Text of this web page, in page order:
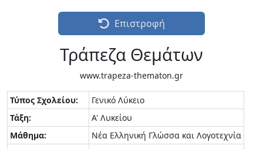
Επιστροφή
Τράπεζα Θεμάτων
www.trapeza-thematon.gr
Τύπος Σχολείου:
Γενικό Λύκειο
Τάξη:
Α' Λυκείου
Μάθημα:
Νέα Ελληνική Γλώσσα και Λογοτεχνία